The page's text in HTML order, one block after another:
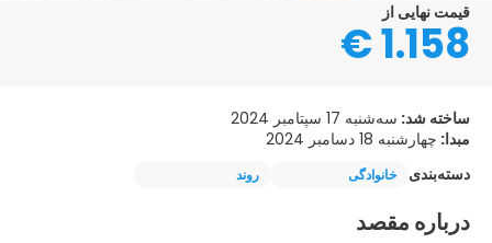
قیمت نهایی از
1.158 €
ساخته شد: سه‌شنبه 17 سپتامبر 2024
مبدا: چهارشنبه 18 دسامبر 2024
دسته‌بندی
خانوادگی روند
درباره مقصد